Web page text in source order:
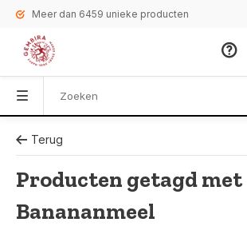
Meer dan 6459 unieke producten
Terug
Producten getagd met
Banananmeel